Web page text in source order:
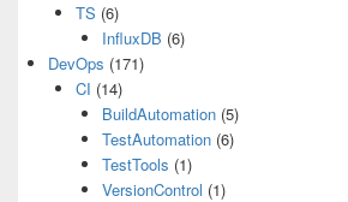
TS (6)
InfluxDB (6)
DevOps (171)
CI (14)
BuildAutomation (5)
TestAutomation (6)
TestTools (1)
VersionControl (1)